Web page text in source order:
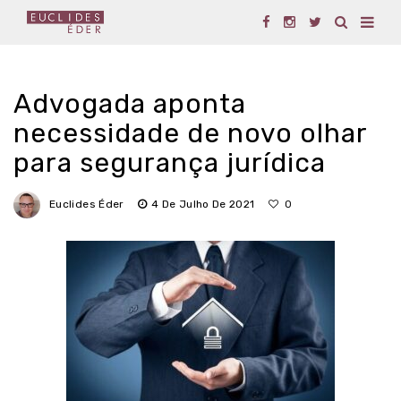
Advogada aponta
necessidade de novo olhar
para segurança jurídica
Euclides Éder 4 De Julho De 2021 0